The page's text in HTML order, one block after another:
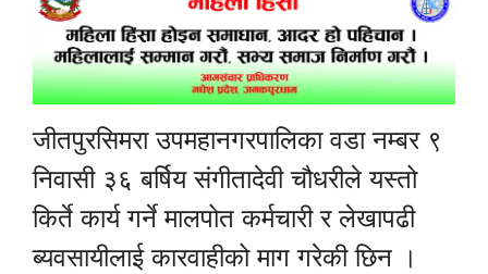
जीतपुरसिमरा उपमहानगरपालिका वडा नम्बर ९
निवासी ३६ बर्षिय संगीतादेवी चौधरीले यस्तो
किर्ते कार्य गर्ने मालपोत कर्मचारी र लेखापढी
ब्यवसायीलाई कारवाहीको माग गरेकी छिन ।